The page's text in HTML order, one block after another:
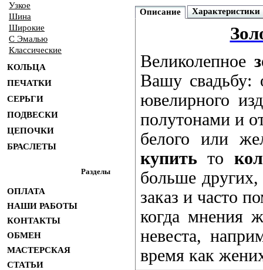
Узкое
Шина
Широкие
С Эмалью
Классические
КОЛЬЦА
ПЕЧАТКИ
СЕРЬГИ
ПОДВЕСКИ
ЦЕПОЧКИ
БРАСЛЕТЫ
Разделы
ОПЛАТА
НАШИ РАБОТЫ
КОНТАКТЫ
ОБМЕН
МАСТЕРСКАЯ
СТАТЬИ
Описание Характеристики
Великолепное
Вашу
ювелирного
полутонами и
белого или
купить то
больше других,
заказ и часто
когда мнения
невеста,
время как